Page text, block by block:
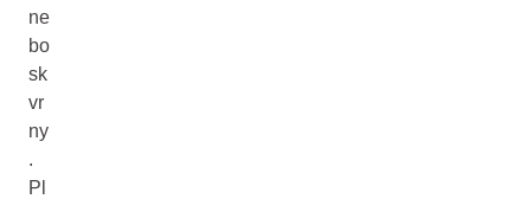
ne
bo
sk
vr
ny
.
Pl